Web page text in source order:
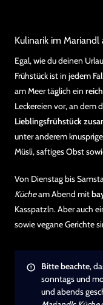
Kulinarik im Mariandl
Egal, wie du deinen
Frühstück ist in jedem
am Meer täglich ein
Leckereien vor, an dem
Lieblingsfrühstück
unter anderem
Müsli, saftiges Obst
Von Dienstag bis
Kücheam Abend mit
Kasspatzln. Aber auch
sowie vegane Gerichte
Bitte beachte,
sonntags und
und abends